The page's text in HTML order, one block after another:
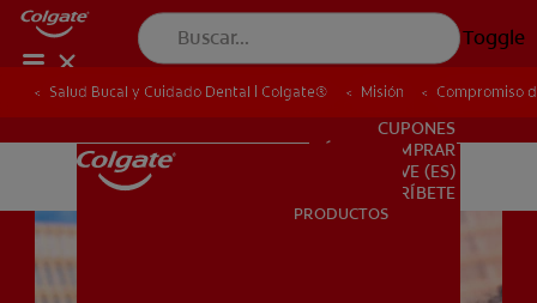
Toggle
PRODUCTOS
PARA PROFESIONALES
CUPONES
DÓNDE COMPRAR
VE (ES)
SUSCRÍBETE
PRODUCTOS
Salud Bucal y Cuidado Dental | Colgate® Misión Compromiso
Salud Bucal y Cuidado Dental | Colgate® Misión Compromiso